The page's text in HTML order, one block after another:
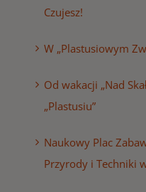
Czujesz!
W „Plastusiowym
Od wakacji „Nad
„Plastusiu”
Naukowy Plac
Przyrody i Techniki